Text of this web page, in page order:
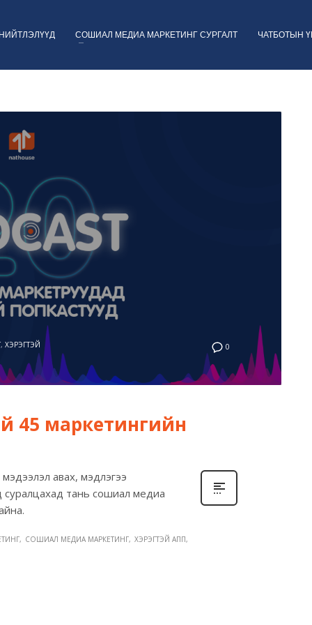
СОШИАЛ МЕДИА МАРКЕТИНГ СУРГАЛТ ЧАТБОТЫН
0
, ХЭРЭГТЭЙ
45 маркетингийн
авах, мэдлэгээ
суралцахад тань сошиал медиа
СОШИАЛ МЕДИА МАРКЕТИНГ ХЭРЭГТЭЙ АПП